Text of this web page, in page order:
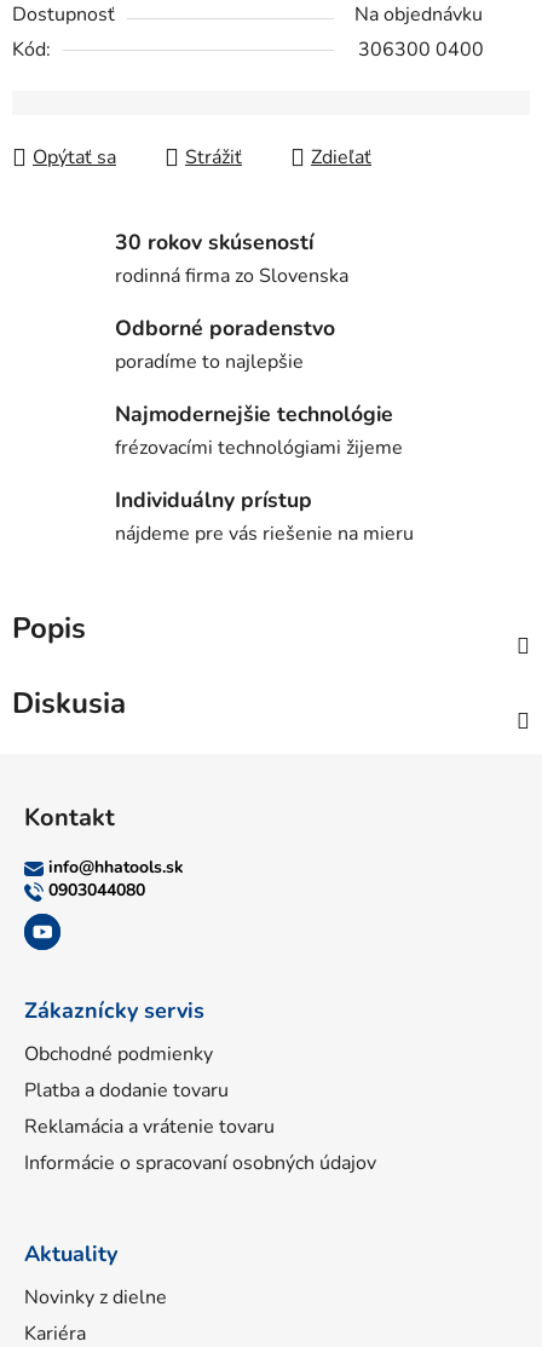
Dostupnosť
Na objednávku
Kód:
306300 0400
Opýtať sa Strážiť Zdieľať
30 rokov skúseností
rodinná firma zo Slovenska
Odborné poradenstvo
poradíme to najlepšie
Najmodernejšie technológie
frézovacími technológiami žijeme
Individuálny prístup
nájdeme pre vás riešenie na mieru
Popis
Diskusia
Kontakt
info@hhatools.sk
0903044080
Zákaznícky servis
Obchodné podmienky
Platba a dodanie tovaru
Reklamácia a vrátenie tovaru
Informácie o spracovaní osobných údajov
Aktuality
Novinky z dielne
Kariéra